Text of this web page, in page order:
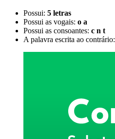
Possui: 5 letras
Possui as vogais: o a
Possui as consoantes: c n t
A palavra escrita ao contrário: